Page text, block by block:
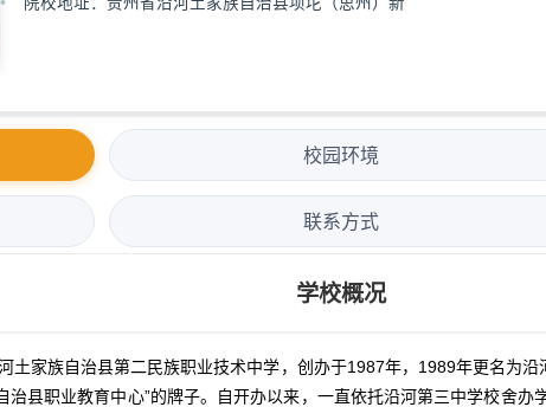
校园环境
联系方式
学校概况
家族自治县第二民族职业技术中学，创办于1987年，1989年更名为沿
治县职业教育中心”的牌子。自开办以来，一直依托沿河第三中学校舍